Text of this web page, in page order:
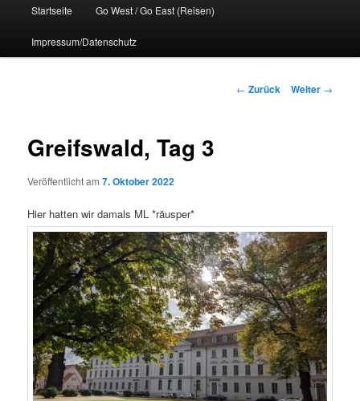
Startseite Go West / Go East (Reisen)
Impressum/Datenschutz
Beitragsnavigation
← Zurück Weiter →
Greifswald, Tag 3
Veröffentlicht am7. Oktober 2022
Hier hatten wir damals ML *räusper*